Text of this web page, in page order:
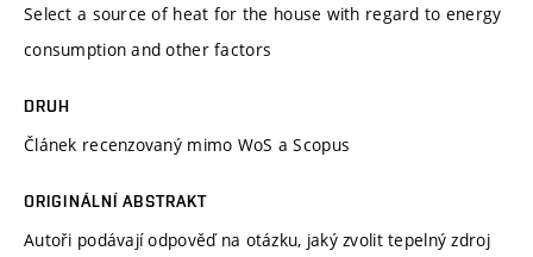
Select a source of heat for the house with regard to energy
consumption and other factors
DRUH
Článek recenzovaný mimo WoS a Scopus
ORIGINÁLNÍ ABSTRAKT
Autoři podávají odpověď na otázku, jaký zvolit tepelný zdroj